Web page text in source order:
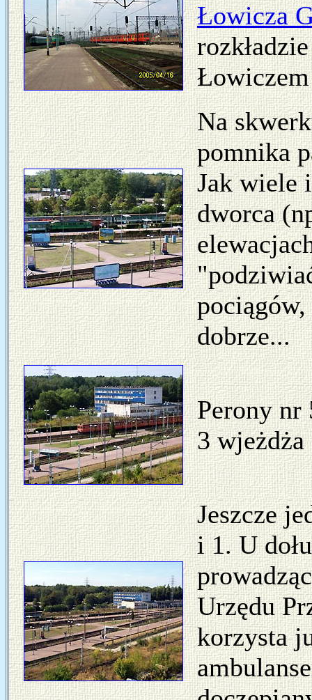
Łowicza
Na
pomnika
Jak wiele
dworca
dobrze...
Perony nr
3
Jeszcze
i 1. U
Urzędu
korzysta